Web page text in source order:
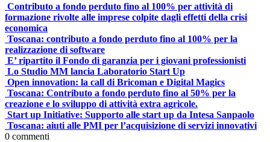
Contributo a fondo perduto fino al 100% per attività di
formazione rivolte alle imprese colpite dagli effetti della crisi
economica
Toscana: contributo a fondo perduto fino al 100% per la
realizzazione di software
E’ ripartito il Fondo di garanzia per i giovani professionisti
Lo Studio MM lancia Laboratorio Start Up
Open innovation: la call di Bricoman e Digital Magics
Toscana: Contributo a fondo perduto fino al 50% per la
creazione e lo sviluppo di attività extra agricole.
Start up Initiative: Supporto alle start up da Intesa Sanpaolo
Toscana: aiuti alle PMI per l’acquisizione di servizi innovativi
0 commenti